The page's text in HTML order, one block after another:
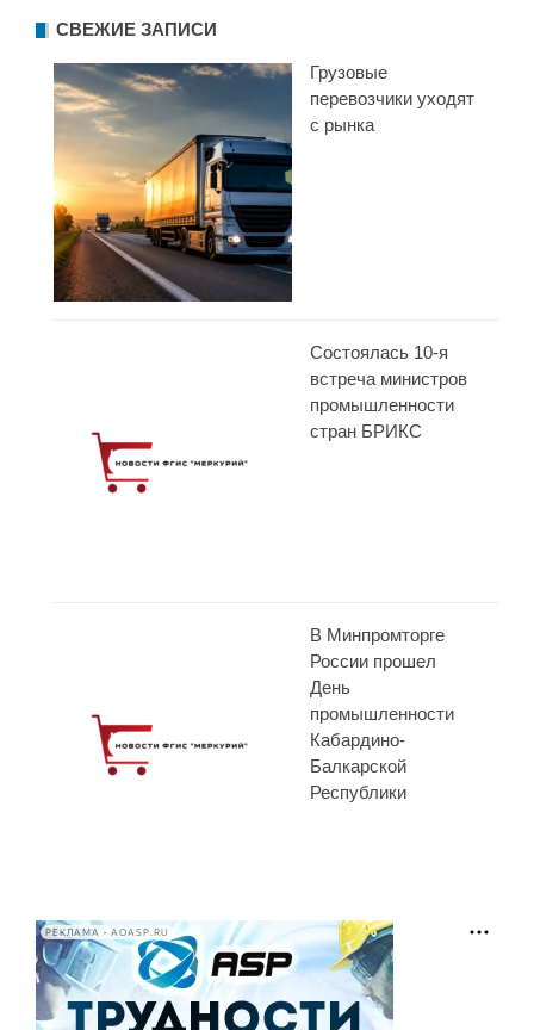
СВЕЖИЕ ЗАПИСИ
Грузовые
перевозчики уходят
с рынка
Состоялась 10-я
встреча министров
промышленности
стран БРИКС
В Минпромторге
России прошел
День
промышленности
Кабардино-
Балкарской
Республики
РЕКЛАМА • AOASP.RU